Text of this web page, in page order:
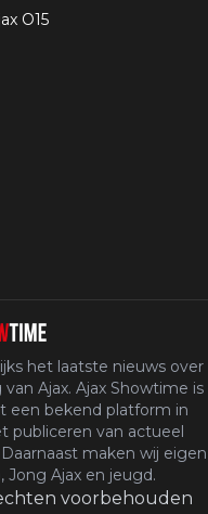
O15
het laatste nieuws over
Ajax. Ajax Showtime is
een bekend platform in
publiceren van actueel
maken wij eigen
Ajax en jeugd.
voorbehouden